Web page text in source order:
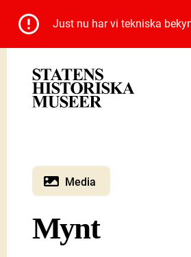
Just nu har vi tekniska
Media
Mynt